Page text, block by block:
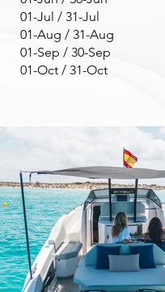
01-Jul / 31-Jul
01-Aug / 31-Aug
01-Sep / 30-Sep
01-Oct / 31-Oct